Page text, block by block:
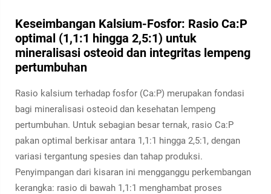
Keseimbangan Kalsium-Fosfor: Rasio Ca:P
optimal (1,1:1 hingga 2,5:1) untuk
mineralisasi osteoid dan integritas lempeng
pertumbuhan
Rasio kalsium terhadap fosfor (Ca:P) merupakan fondasi
bagi mineralisasi osteoid dan kesehatan lempeng
pertumbuhan. Untuk sebagian besar ternak, rasio Ca:P
pakan optimal berkisar antara 1,1:1 hingga 2,5:1, dengan
variasi tergantung spesies dan tahap produksi.
Penyimpangan dari kisaran ini mengganggu perkembangan
kerangka: rasio di bawah 1,1:1 menghambat proses